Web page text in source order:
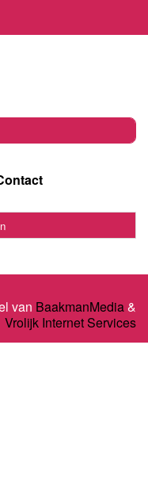
van BaakmanMedia&
Vrolijk Internet Services